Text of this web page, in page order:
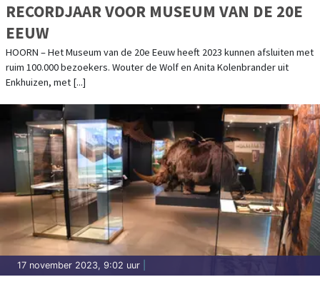
RECORDJAAR VOOR MUSEUM VAN DE 20E
EEUW
HOORN – Het Museum van de 20e Eeuw heeft 2023 kunnen afsluiten met
ruim 100.000 bezoekers. Wouter de Wolf en Anita Kolenbrander uit
Enkhuizen, met [...]
17 november 2023, 9:02 uur